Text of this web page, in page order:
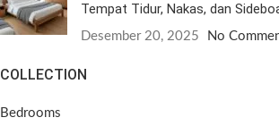
Tempat Tidur, Nakas, dan
Desember 20, 2025 No
COLLECTION
Bedrooms